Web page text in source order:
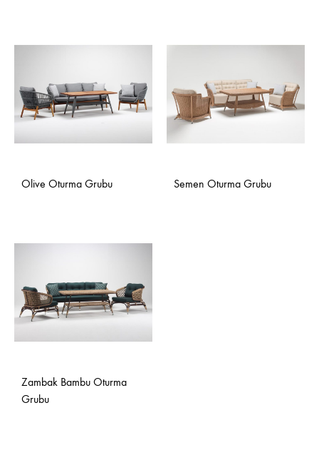
Olive Oturma Grubu Semen Oturma Grubu
Zambak Bambu Oturma
Grubu